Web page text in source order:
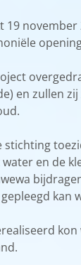
19 november
en zullen
stichting
en de
kan